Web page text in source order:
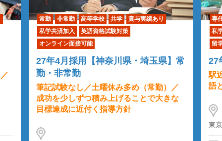
常勤 非常勤 高等学校 共学
賞与実績あり
私学共済加入
英語資格試験対策
オンライン面接可能
27年4月採用【神奈川県・埼玉県】常
勤・非常勤
筆記試験なし／土曜休み多め（常勤）／
成功を少しずつ積み上げることで大きな
目標達成に近付く指導方針
専
私
留
27
駅
語
東